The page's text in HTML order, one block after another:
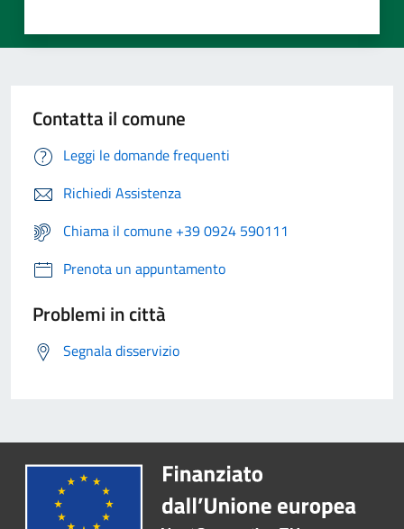
Contatta il comune
Leggi le domande frequenti
Richiedi Assistenza
Chiama il comune +39 0924 590111
Prenota un appuntamento
Problemi in città
Segnala disservizio